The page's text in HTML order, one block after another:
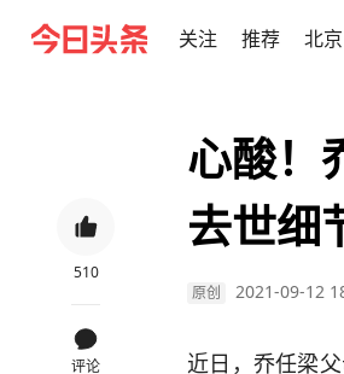
关注 推荐 北京
510
评论
心酸！
去世细
原创 2021-09-12
近日，乔任梁